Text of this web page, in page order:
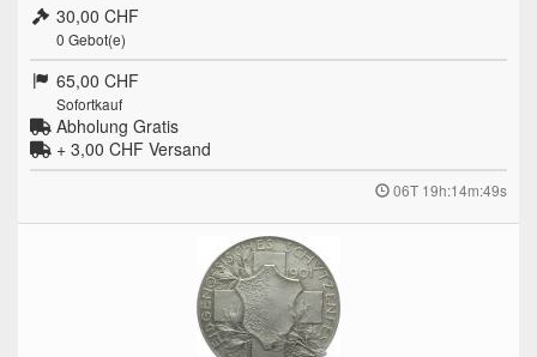
30,00 CHF
0 Gebot(e)
65,00 CHF
Sofortkauf
Abholung Gratis
+ 3,00 CHF Versand
06T 19h:14m:48s